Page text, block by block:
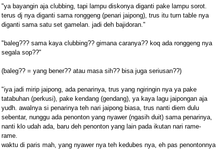
"ya bayangin aja clubbing, tapi lampu diskonya diganti pake lampu sorot.
terus dj nya diganti sama ronggeng (penari jaipong), trus itu turn table nya
diganti sama satu set gamelan. jadi deh bajidoran."
"baleg??? sama kaya clubbing?? gimana caranya?? koq ada ronggeng nya
segala sop??"
(baleg?? = yang bener?? atau masa sih?? bisa juga seriusan??)
"iya jadi mirip jaipong, ada penarinya, trus yang ngiringin nya ya pake
tatabuhan (perkusi), pake kendang (gendang), ya kaya lagu jaipongan aja
yudh. awalnya si penarinya teh nari jaipong biasa, trus nanti diem dulu
sebentar, nunggu ada penonton yang nyawer (ngasih duit) sama penarinya,
nanti klo udah ada, baru deh penonton yang lain pada ikutan nari rame-
rame.
waktu di paris mah, yang nyawer nya teh kedubes nya, eh pas penontonnya